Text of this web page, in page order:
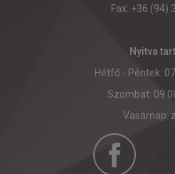
Fax: +36 (94)
Nyitva
Hétfő - Péntek:
Szombat:
Vasárnap: